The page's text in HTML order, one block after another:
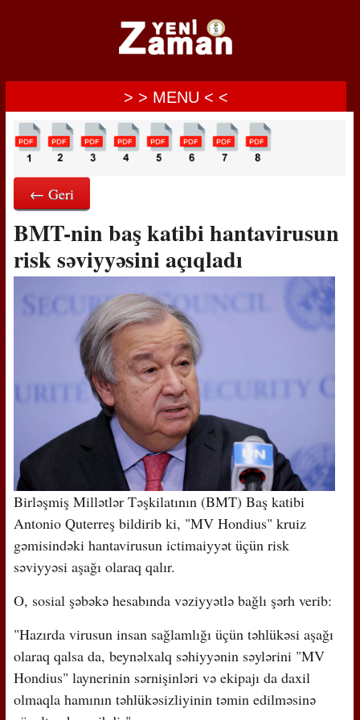
> > MENU < <
← Geri
BMT-nin baş katibi hantavirusun
risk səviyyəsini açıqladı
Birləşmiş Millətlər Təşkilatının (BMT) Baş katibi
Antonio Quterreş bildirib ki, "MV Hondius" kruiz
gəmisindəki hantavirusun ictimaiyyət üçün risk
səviyyəsi aşağı olaraq qalır.
O, sosial şəbəkə hesabında vəziyyətlə bağlı şərh verib:
"Hazırda virusun insan sağlamlığı üçün təhlükəsi aşağı
olaraq qalsa da, beynəlxalq səhiyyənin səylərini "MV
Hondius" laynerinin sərnişinləri və ekipajı da daxil
olmaqla hamının təhlükəsizliyinin təmin edilməsinə